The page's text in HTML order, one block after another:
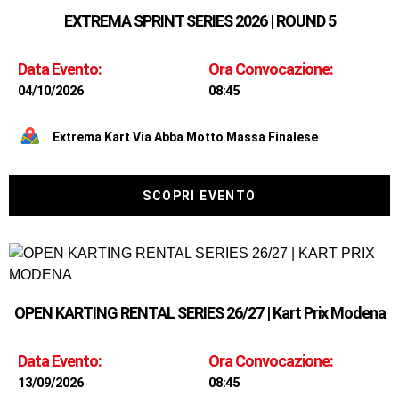
EXTREMA SPRINT SERIES 2026 | ROUND 5
Data Evento:
04/10/2026
Ora Convocazione:
08:45
Extrema Kart Via Abba Motto Massa Finalese
SCOPRI EVENTO
OPEN KARTING RENTAL SERIES 26/27 | Kart Prix Modena
Data Evento:
13/09/2026
Ora Convocazione:
08:45